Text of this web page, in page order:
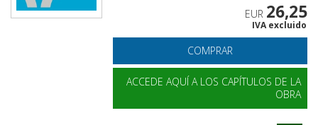
EUR 26,25
IVA excluido
COMPRAR
ACCEDE AQUÍ A LOS CAPÍTULOS DE LA
OBRA